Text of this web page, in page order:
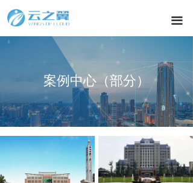
끀
案例中心（部分）